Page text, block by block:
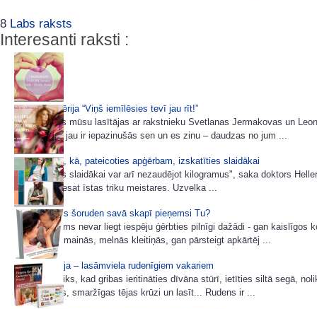
8 Labs raksts
Interesanti raksti :
7 padomu sērija “Viņš iemīlēsies tevī jau rīt!”
Ļoti daudzas mūsu lasītājas ar rakstnieku Svetlanas Jermakovas un
e-grāmatām jau ir iepazinušās sen un es zinu – daudzas no jum ...
8 paņēmieni, kā, pateicoties apģērbam, izskatīties slaidākai
"Izskatīties slaidākai var arī nezaudējot kilogramus", saka doktors
sievietes, - esat īstas triku meistares. Uzvelka ...
Kuras krāsas šoruden savā skapī pieņemsi Tu?
Neviens mums nevar liegt iespēju ģērbties pilnīgi dažādi - gan kaislīgos
gan noslēpumainās, melnās kleitiņās, gan pārsteigt apkārtēj ...
3 dienu akcija – lasāmviela rudenīgiem vakariem
Rudens ir laiks, kad gribas ieritināties dīvāna stūrī, ietīties siltā segā,
sev kūpošas, smaržīgas tējas krūzi un lasīt... Rudens ir ...